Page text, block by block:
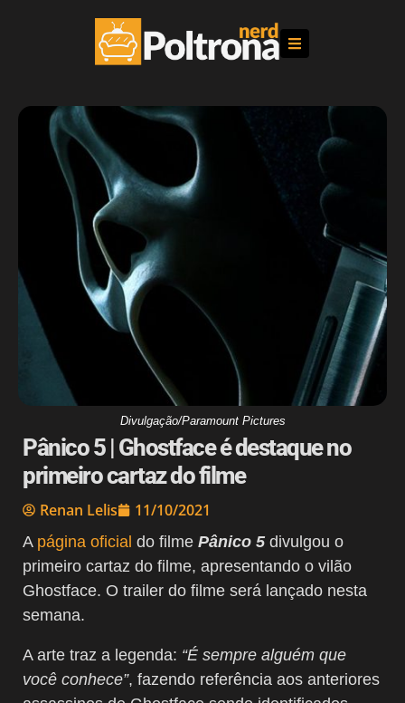
Divulgação/Paramount Pictures
Pânico 5 | Ghostface é destaque no
primeiro cartaz do filme
Renan Lelis 11/10/2021
A página oficial do filme Pânico 5 divulgou o
primeiro cartaz do filme, apresentando o vilão
Ghostface. O trailer do filme será lançado nesta
semana.
A arte traz a legenda: “É sempre alguém que
você conhece”, fazendo referência aos anteriores